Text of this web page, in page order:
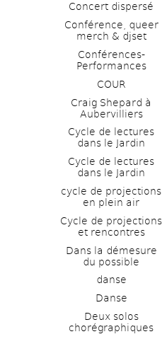
Concert dispersé
Conférence, queer
merch & djset
Conférences-
Performances
COUR
Craig Shepard à
Aubervilliers
Cycle de lectures
dans le Jardin
Cycle de lectures
dans le Jardin
cycle de projections
en plein air
Cycle de projections
et rencontres
Dans la démesure
du possible
danse
Danse
Deux solos
chorégraphiques